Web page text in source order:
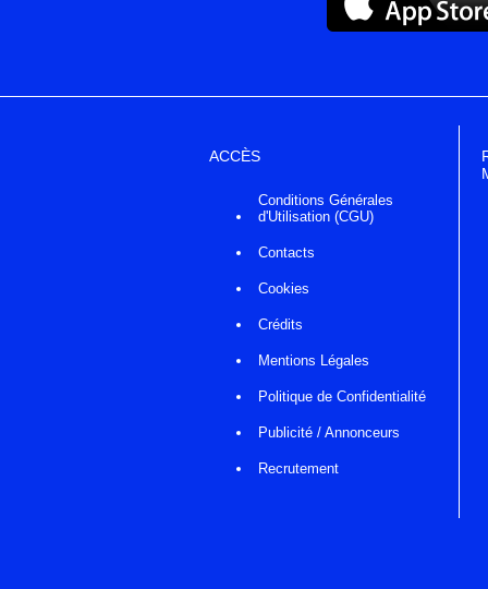
ACCÈS
Conditions Générales
d'Utilisation (CGU)
Contacts
Cookies
Crédits
Mentions Légales
Politique de Confidentialité
Publicité / Annonceurs
Recrutement